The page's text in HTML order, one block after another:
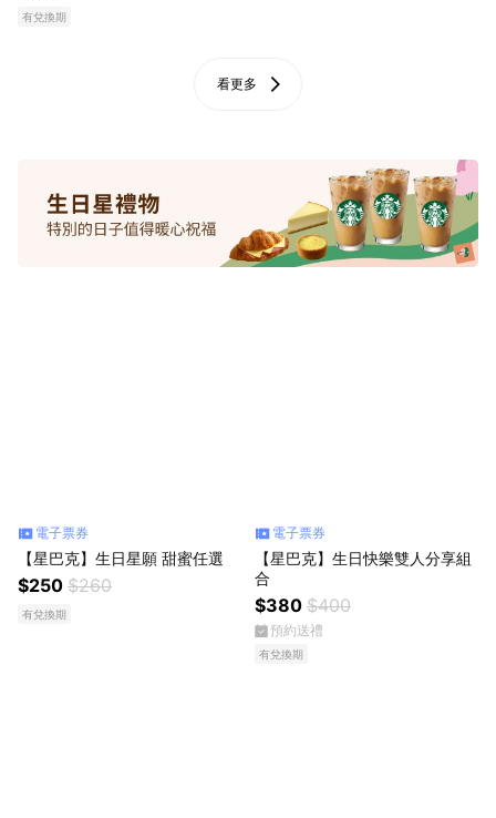
有兌換期
看更多
電子票券
【星巴克】生日星願 甜蜜任選
$250 $260
有兌換期
電子票券
【星巴克】生日快樂雙人分享組
合
$380 $400
預約送禮
有兌換期